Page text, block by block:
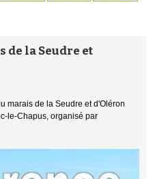
de la Seudre et
marais de la Seudre et d'Oléron
le-Chapus, organisé par